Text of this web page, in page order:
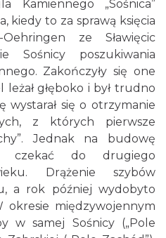
Kamiennego „Sośnica”
kiedy to za sprawą księcia
ze Sławięcic
Sośnicy poszukiwania
Zakończyły się one
głęboko i był trudno
wystarał się o otrzymanie
z których pierwsze
Jednak na budowę
czekać do drugiego
Drążenie szybów
a rok później wydobyto
okresie międzywojennym
w samej Sośnicy („Pole